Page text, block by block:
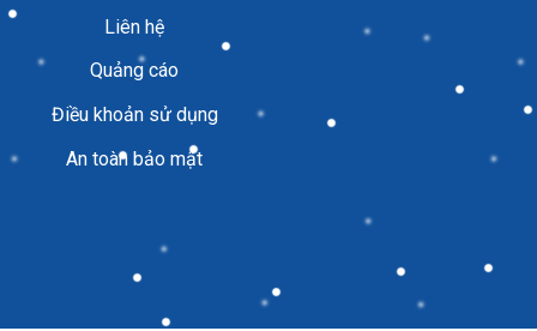
Liên hệ
Quảng cáo
Điều khoản sử dụng
An toàn bảo mật